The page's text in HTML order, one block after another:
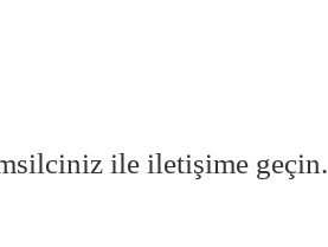
ile iletişime geçin.